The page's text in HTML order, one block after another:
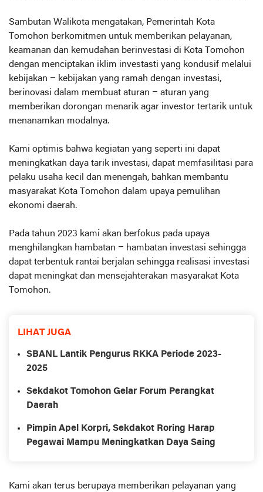
Sambutan Walikota mengatakan, Pemerintah Kota
Tomohon berkomitmen untuk memberikan pelayanan,
keamanan dan kemudahan berinvestasi di Kota Tomohon
dengan menciptakan iklim investasti yang kondusif melalui
kebijakan – kebijakan yang ramah dengan investasi,
berinovasi dalam membuat aturan – aturan yang
memberikan dorongan menarik agar investor tertarik untuk
menanamkan modalnya.
Kami optimis bahwa kegiatan yang seperti ini dapat
meningkatkan daya tarik investasi, dapat memfasilitasi para
pelaku usaha kecil dan menengah, bahkan membantu
masyarakat Kota Tomohon dalam upaya pemulihan
ekonomi daerah.
Pada tahun 2023 kami akan berfokus pada upaya
menghilangkan hambatan – hambatan investasi sehingga
dapat terbentuk rantai berjalan sehingga realisasi investasi
dapat meningkat dan mensejahterakan masyarakat Kota
Tomohon.
LIHAT JUGA
SBANL Lantik Pengurus RKKA Periode 2023-
2025
Sekdakot Tomohon Gelar Forum Perangkat
Daerah
Pimpin Apel Korpri, Sekdakot Roring Harap
Pegawai Mampu Meningkatkan Daya Saing
Kami akan terus berupaya memberikan pelayanan yang